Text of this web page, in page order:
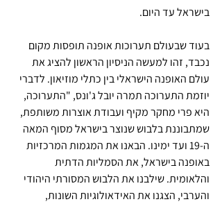
בישראל עד היום.
בעוד שבעולם תערוכות אופנה תופסות מקום
נכבד, זהו למעשה הניסיון הראשון להציג את
עולם האופנה הישראלי בין כתלי מוזיאון. לדברי
יוזמת התערוכה תמרה יובל ג'ונס, "התערוכה,
היא פרי מחקר מקיף ועבודת אוצרות משותפת,
שמתבוננת בלבוש שנוצר בישראל מסוף המאה
ה-19 ועד ימינו. הבאנו את המגמות המרכזיות
באופנה בישראל, את הסמליות הדתית
והלאומית. שילבנו את הלבוש המסורתי היהודי
והערבי, הצגנו את האידאולוגיות השונות,